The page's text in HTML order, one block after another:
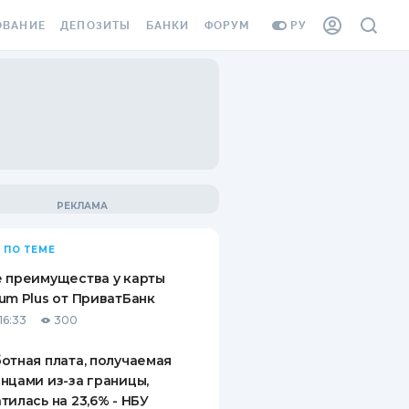
РУ
ВИНЬЕТКА
СОТРУДНИКОВ
ОТ
СЛУЧАЕВ
ДЕПОЗИТЫ
ВОПРОСЫ И ОТВЕТЫ
ПУТЕВОДИТЕЛИ ПО
БАНКИ ФОРУМ
ПО ТЕМЕ
преимущества у карты
Plus от ПриватБанк
300
плата, получаемая
из-за границы,
на 23,6% - НБУ